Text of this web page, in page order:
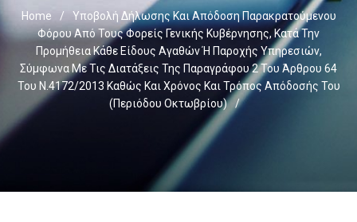
Home /
Υποβολή Δήλωσης Και Απόδοση Παρακρατούμενου
Φόρου Από Τους Φορείς Γενικής Κυβέρνησης, Κατά Την
Προμήθεια Κάθε Είδους Αγαθών Ή Παροχής Υπηρεσιών,
Σύμφωνα Με Τις Διατάξεις Της Παραγράφου 2 Του Άρθρου 64
Του Ν.4172/2013 Καθώς Και Χρόνος Και Τρόπος Απόδοσής Του
(Περιόδου Οκτωβρίου)
/